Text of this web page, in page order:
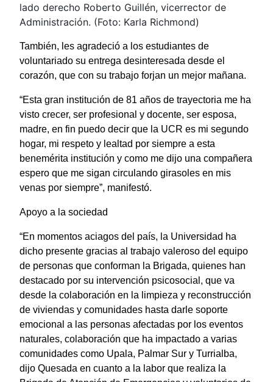
lado derecho Roberto Guillén, vicerrector de
Administración. (Foto: Karla Richmond)
También, les agradeció a los estudiantes de
voluntariado su entrega desinteresada desde el
corazón, que con su trabajo forjan un mejor mañana.
“Esta gran institución de 81 años de trayectoria me ha
visto crecer, ser profesional y docente, ser esposa,
madre, en fin puedo decir que la UCR es mi segundo
hogar, mi respeto y lealtad por siempre a esta
benemérita institución y como me dijo una compañera
espero que me sigan circulando girasoles en mis
venas por siempre”, manifestó.
Apoyo a la sociedad
“En momentos aciagos del país, la Universidad ha
dicho presente gracias al trabajo valeroso del equipo
de personas que conforman la Brigada, quienes han
destacado por su intervención psicosocial, que va
desde la colaboración en la limpieza y reconstrucción
de viviendas y comunidades hasta darle soporte
emocional a las personas afectadas por los eventos
naturales, colaboración que ha impactado a varias
comunidades como Upala, Palmar Sur y Turrialba,
dijo Quesada en cuanto a la labor que realiza la